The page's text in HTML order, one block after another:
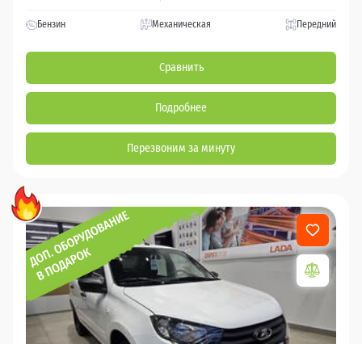
Бензин Механическая Передний
Сравнить
Подробнее
Перезвоним за минуту